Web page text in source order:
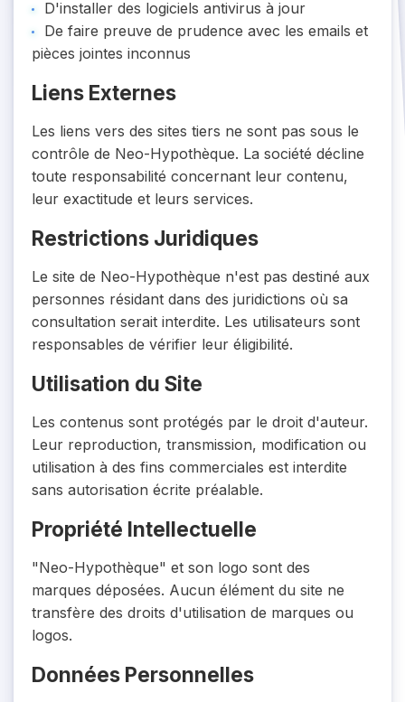
D'installer des logiciels antivirus à jour
De faire preuve de prudence avec les emails et
pièces jointes inconnus
Liens Externes
Les liens vers des sites tiers ne sont pas sous le
contrôle de Neo-Hypothèque. La société décline
toute responsabilité concernant leur contenu,
leur exactitude et leurs services.
Restrictions Juridiques
Le site de Neo-Hypothèque n'est pas destiné aux
personnes résidant dans des juridictions où sa
consultation serait interdite. Les utilisateurs sont
responsables de vérifier leur éligibilité.
Utilisation du Site
Les contenus sont protégés par le droit d'auteur.
Leur reproduction, transmission, modification ou
utilisation à des fins commerciales est interdite
sans autorisation écrite préalable.
Propriété Intellectuelle
"Neo-Hypothèque" et son logo sont des
marques déposées. Aucun élément du site ne
transfère des droits d'utilisation de marques ou
logos.
Données Personnelles